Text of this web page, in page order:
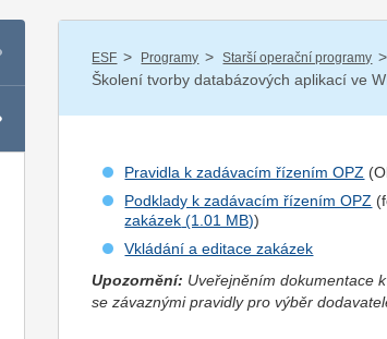
ESF / Programy / Starší operační programy /
Školení tvorby databázových aplikací ve
Pravidla k zadávacím řízením OPZ
Podklady k zadávacím řízením OPZ
zakázek
)
Vkládání a editace zakázek
Upozornění: Uveřejněním dokumentace
se závaznými pravidly pro výběr